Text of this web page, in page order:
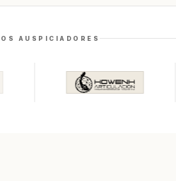
AUSPICIADORES